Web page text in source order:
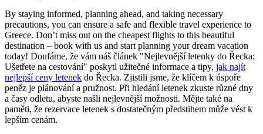
By staying informed, planning ahead, and taking necessary
precautions, you can ensure a safe and flexible travel experience to
Greece. Don’t miss out on the cheapest flights to this beautiful
destination – book with us and start planning your dream vacation
today! Doufáme, že vám náš článek "Nejlevnější letenky do Řecka:
Ušetřete na cestování" poskytl užitečné informace a tipy, jak najít
nejlepší ceny letenek do Řecka. Zjistili jsme, že klíčem k úspoře
peněz je plánování a pružnost. Při hledání letenek zkuste různé dny
a časy odletu, abyste našli nejlevnější možnosti. Mějte také na
paměti, že rezervace letenek s dostatečným předstihem může vést k
lepším cenám.